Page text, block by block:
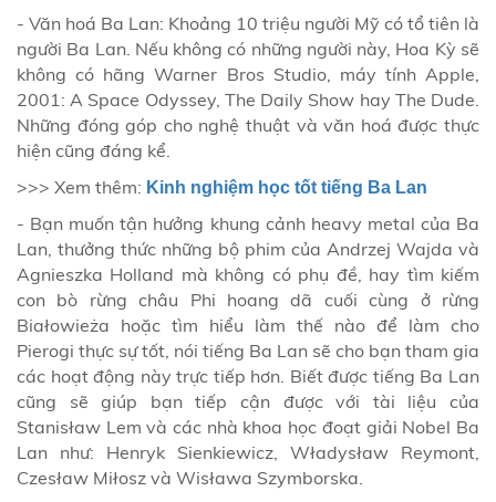
- Văn hoá Ba Lan: Khoảng 10 triệu người Mỹ có tổ tiên là
người Ba Lan. Nếu không có những người này, Hoa Kỳ sẽ
không có hãng Warner Bros Studio, máy tính Apple,
2001: A Space Odyssey, The Daily Show hay The Dude.
Những đóng góp cho nghệ thuật và văn hoá được thực
hiện cũng đáng kể.
>>> Xem thêm: Kinh nghiệm học tốt tiếng Ba Lan
- Bạn muốn tận hưởng khung cảnh heavy metal của Ba
Lan, thưởng thức những bộ phim của Andrzej Wajda và
Agnieszka Holland mà không có phụ đề, hay tìm kiếm
con bò rừng châu Phi hoang dã cuối cùng ở rừng
Białowieża hoặc tìm hiểu làm thế nào để làm cho
Pierogi thực sự tốt, nói tiếng Ba Lan sẽ cho bạn tham gia
các hoạt động này trực tiếp hơn. Biết được tiếng Ba Lan
cũng sẽ giúp bạn tiếp cận được với tài liệu của
Stanisław Lem và các nhà khoa học đoạt giải Nobel Ba
Lan như: Henryk Sienkiewicz, Władysław Reymont,
Czesław Miłosz và Wisława Szymborska.